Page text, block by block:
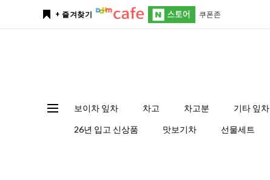
+ 즐겨찾기 쿠폰존
보이차 잎차 차고 차고분 기타 잎차
26년 입고 신상품 맛보기차 선물세트